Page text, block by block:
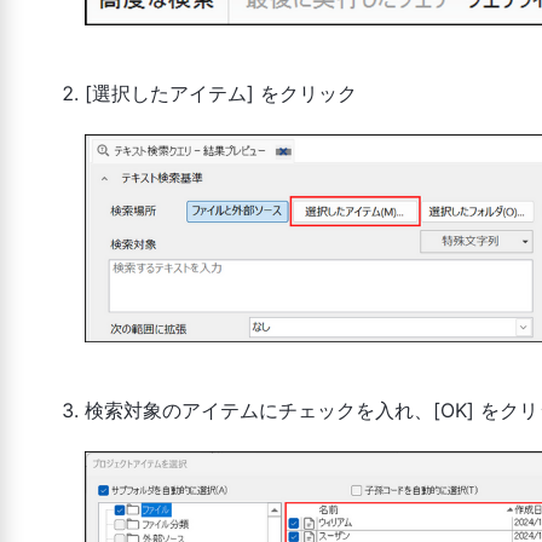
[選択したアイテム] をクリック
検索対象のアイテムにチェックを入れ、[OK] をク